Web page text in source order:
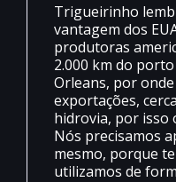
Trigueirinho
vantagem dos
produtoras
2.000 km do
Orleans, por
exportações,
hidrovia, por isso
Nós precisamos
mesmo, porque
utilizamos de